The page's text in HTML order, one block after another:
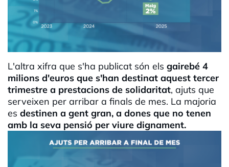
L'altra xifra que s'ha publicat són els gairebé 4
milions d'euros que s'han destinat aquest tercer
trimestre a prestacions de solidaritat, ajuts que
serveixen per arribar a finals de mes. La majoria
es destinen a gent gran, a dones que no tenen
amb la seva pensió per viure dignament.